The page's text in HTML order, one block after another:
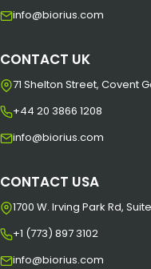
info@biorius.com
CONTACT UK
71 Shelton Street, Covent
+44 20 3866 1208
info@biorius.com
CONTACT USA
1700 W. Irving Park Rd,
+1 (773) 897 3102
info@biorius.com